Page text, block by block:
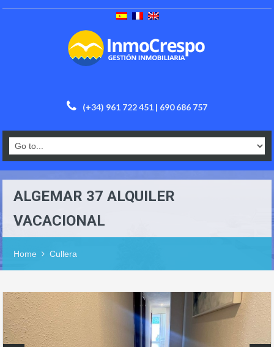
(+34) 961 722 451 | 690 686 757
ALGEMAR 37 ALQUILER
VACACIONAL
Home Cullera